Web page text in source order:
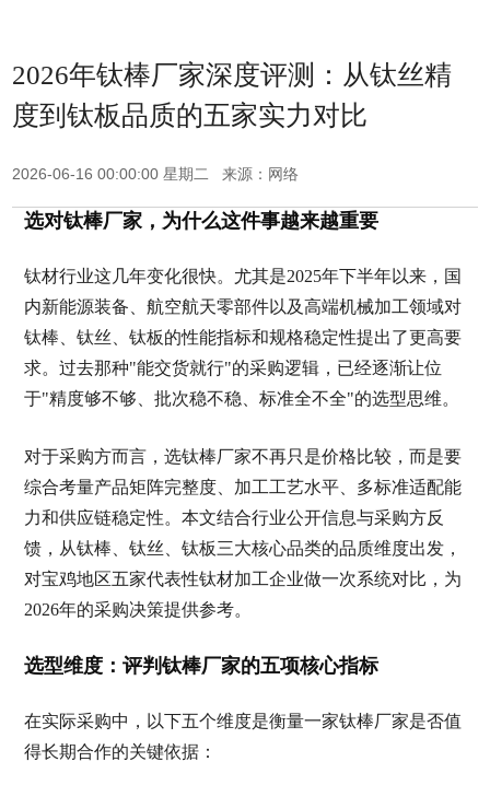
2026年钛棒厂家深度评测：从钛丝精
度到钛板品质的五家实力对比
2026-06-16 00:00:00 星期二 来源：网络
选对钛棒厂家，为什么这件事越来越重要
钛材行业这几年变化很快。尤其是2025年下半年以来，国
内新能源装备、航空航天零部件以及高端机械加工领域对
钛棒、钛丝、钛板的性能指标和规格稳定性提出了更高要
求。过去那种"能交货就行"的采购逻辑，已经逐渐让位
于"精度够不够、批次稳不稳、标准全不全"的选型思维。
对于采购方而言，选钛棒厂家不再只是价格比较，而是要
综合考量产品矩阵完整度、加工工艺水平、多标准适配能
力和供应链稳定性。本文结合行业公开信息与采购方反
馈，从钛棒、钛丝、钛板三大核心品类的品质维度出发，
对宝鸡地区五家代表性钛材加工企业做一次系统对比，为
2026年的采购决策提供参考。
选型维度：评判钛棒厂家的五项核心指标
在实际采购中，以下五个维度是衡量一家钛棒厂家是否值
得长期合作的关键依据：